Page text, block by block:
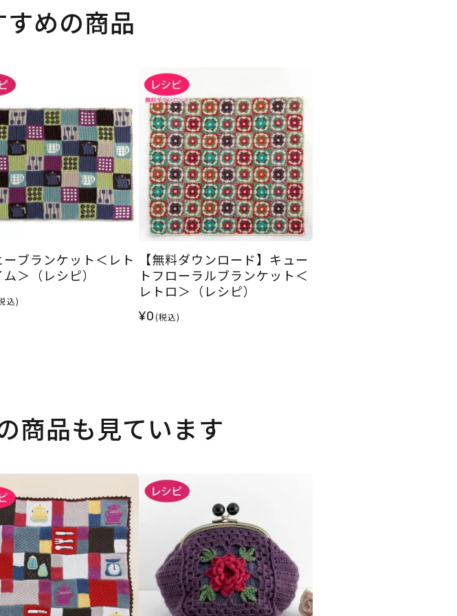
めの商品
ーブランケット＜レト
＞（レシピ）
込)
【無料ダウンロード】キュー
トフローラルブランケット＜
レトロ＞（レシピ）
¥0(税込)
商品も見ています